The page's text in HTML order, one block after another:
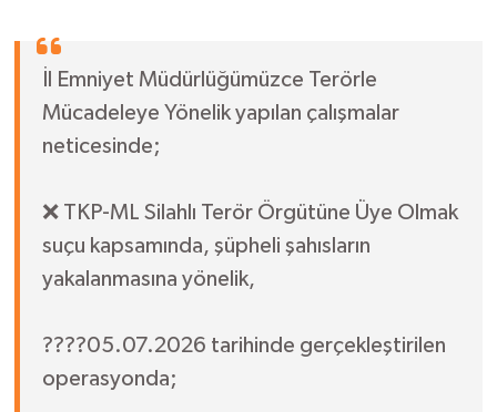
İl Emniyet Müdürlüğümüzce Terörle
Mücadeleye Yönelik yapılan çalışmalar
neticesinde;
❌ TKP-ML Silahlı Terör Örgütüne Üye Olmak
suçu kapsamında, şüpheli şahısların
yakalanmasına yönelik,
????05.07.2026 tarihinde gerçekleştirilen
operasyonda;